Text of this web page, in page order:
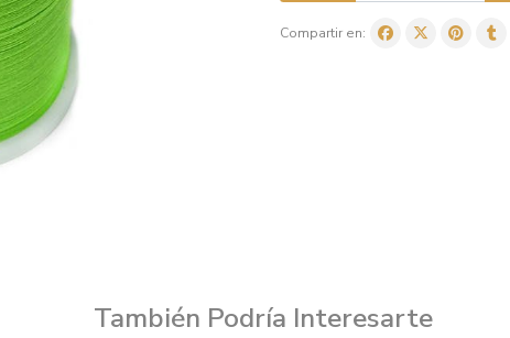
Compartir en:
También Podría Interesarte